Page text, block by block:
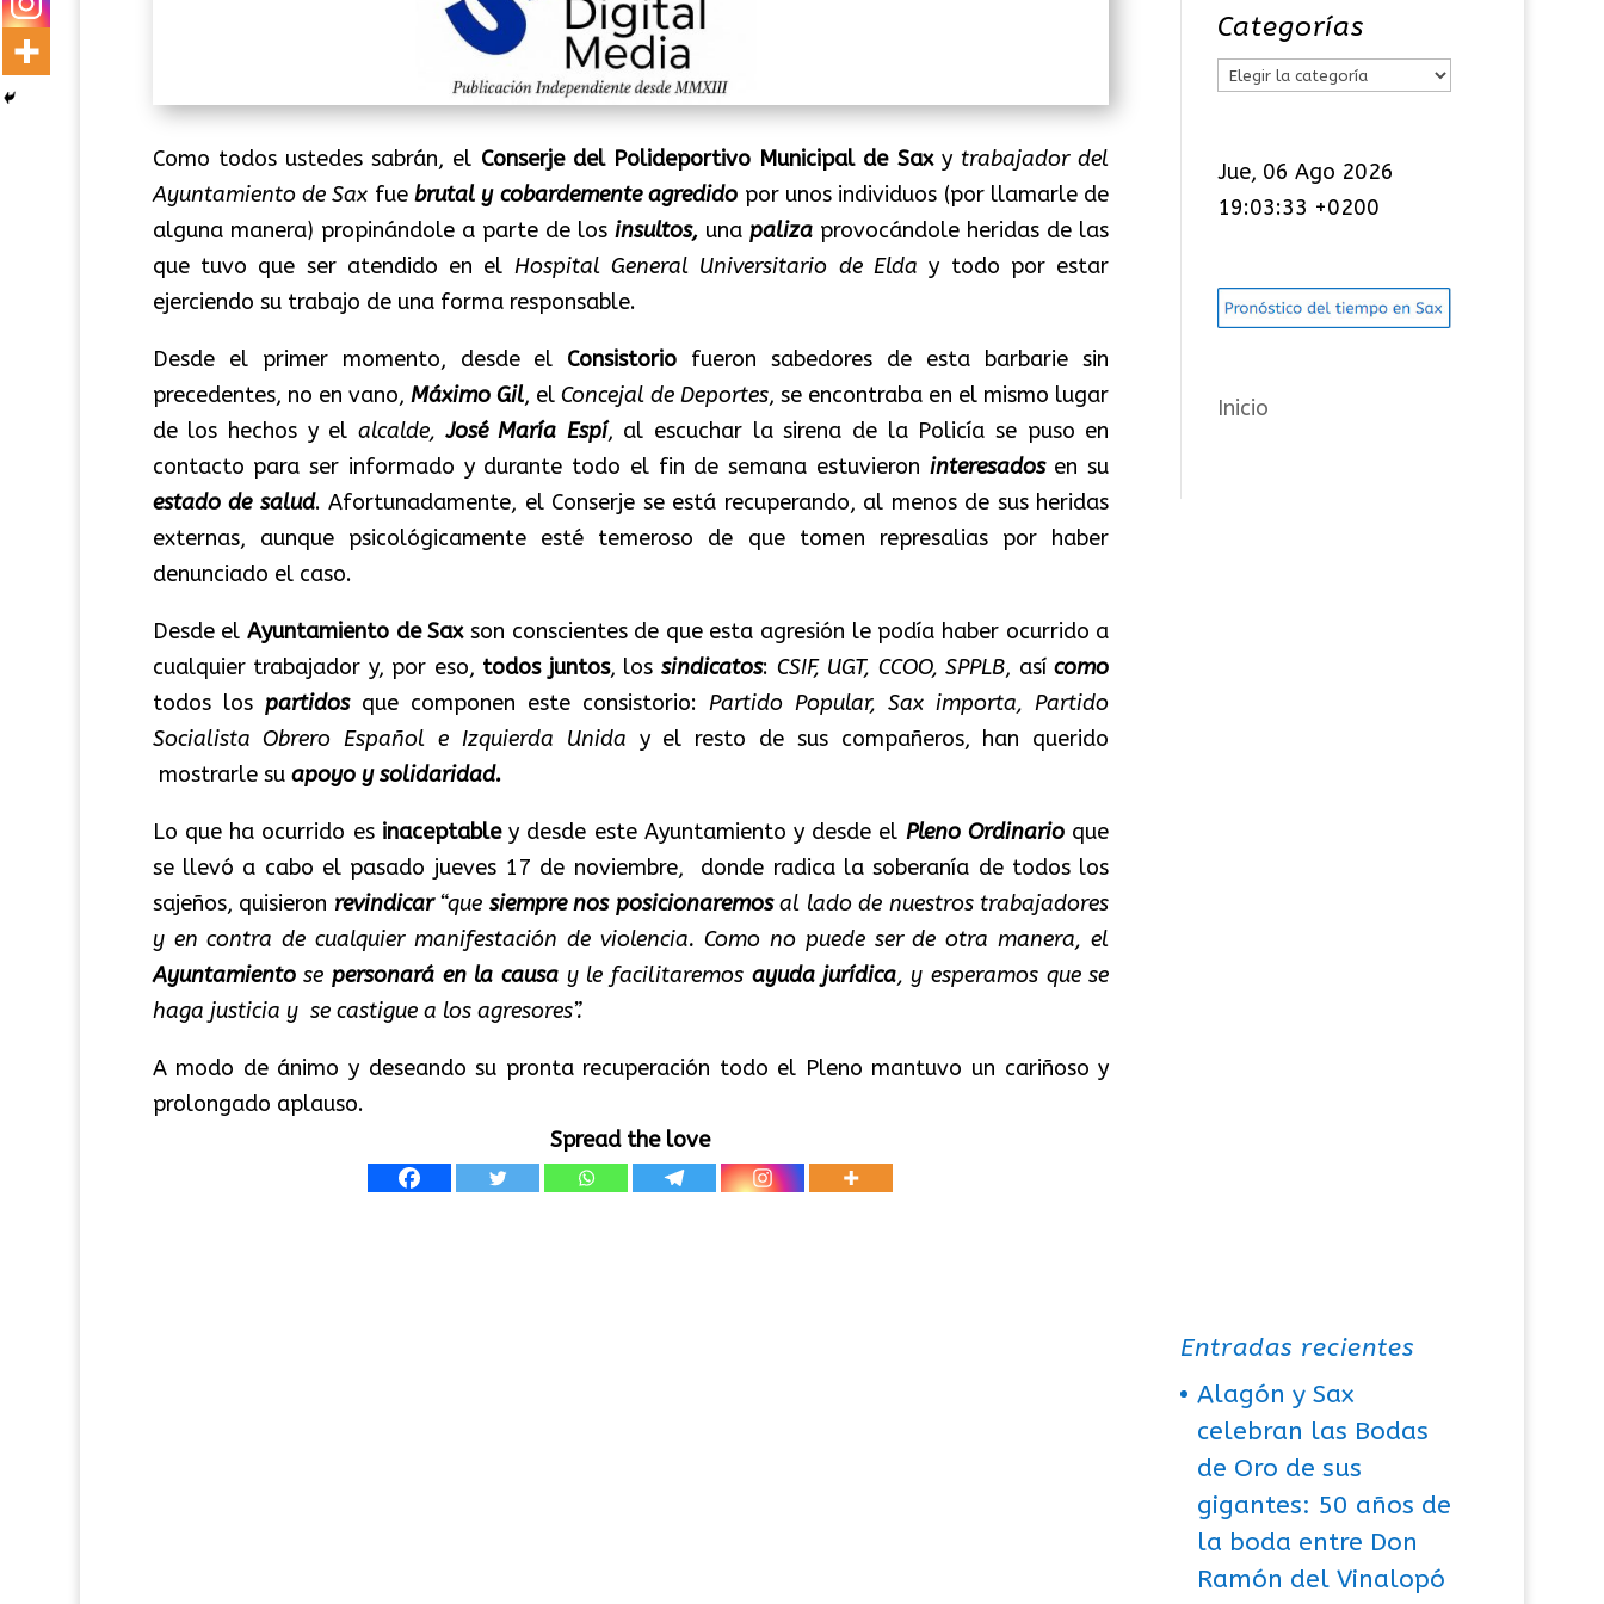
Como todos ustedes sabrán, el Conserje del Polideportivo Municipal de Saxytrabajador del
Ayuntamiento de Sax fuebrutal y cobardemente agredido por unos individuos (por llamarle de
alguna manera) propinándole a parte de los insultos, unapaliza provocándole heridas de las
que tuvo que ser atendido en el Hospital General Universitario de Elda y todo por estar
ejerciendo su trabajo de una forma responsable.
Desde el primer momento, desde el Consistorio fueron sabedores de esta barbarie sin
precedentes, no en vano, Máximo Gil, el Concejal de Deportes, se encontraba en el mismo lugar
de los hechos y el alcalde,José María Espí, al escuchar la sirena de la Policía se puso en
contacto para ser informado y durante todo el fin de semana estuvieron interesados en su
estado de salud. Afortunadamente, el Conserje se está recuperando, al menos de sus heridas
externas, aunque psicológicamente esté temeroso de que tomen represalias por haber
denunciado el caso.
Desde el Ayuntamiento de Saxson conscientes de que esta agresión le podía haber ocurrido a
cualquier trabajador y, por eso, todos juntos, los sindicatos: CSIF, UGT, CCOO, SPPLB, asícomo
todos lospartidos que componen este consistorio:Partido Popular, Sax importa, Partido
Socialista Obrero Español e Izquierda Unida y el resto de sus compañeros, han querido
mostrarle suapoyo y solidaridad.
Lo que ha ocurrido es inaceptabley desde este Ayuntamiento y desde el Pleno Ordinario que
se llevó a cabo el pasado jueves 17 de noviembre, donde radica la soberanía de todos los
sajeños, quisieron revindicar“que siempre nos posicionaremosal lado de nuestros trabajadores
y en contra de cualquier manifestación de violencia. Como no puede ser de otra manera, el
Ayuntamientosepersonará en la causa y le facilitaremos ayuda jurídica, y esperamos que se
haga justicia y se castigue a los agresores”.
A modo de ánimo y deseando su pronta recuperación todo el Pleno mantuvo un cariñoso y
prolongado aplauso.
Spread the love
Categorías
C
e
g
r
í
s
Jue, 06 Ago 2026
19:03:34 +0200
Inicio
Entradas recientes
Alagón y Sax
celebran las Bodas
de Oro de sus
gigantes: 50 años de
la boda entre Don
Ramón del Vinalopó